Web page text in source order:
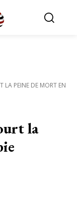
LA PEINE DE MORT EN
la